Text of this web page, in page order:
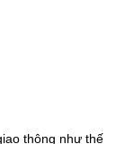
thông như thế